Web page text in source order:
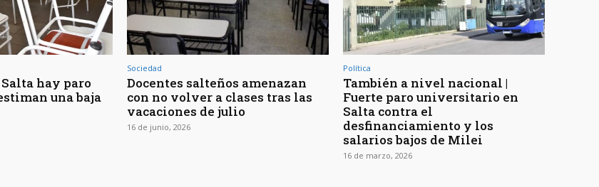
hay paro
una baja
Sociedad
Docentes salteños amenazan
con no volver a clases tras las
vacaciones de julio
16 de junio, 2026
Política
También a nivel nacional |
Fuerte paro universitario en
Salta contra el
desfinanciamiento y los
salarios bajos de Milei
16 de marzo, 2026